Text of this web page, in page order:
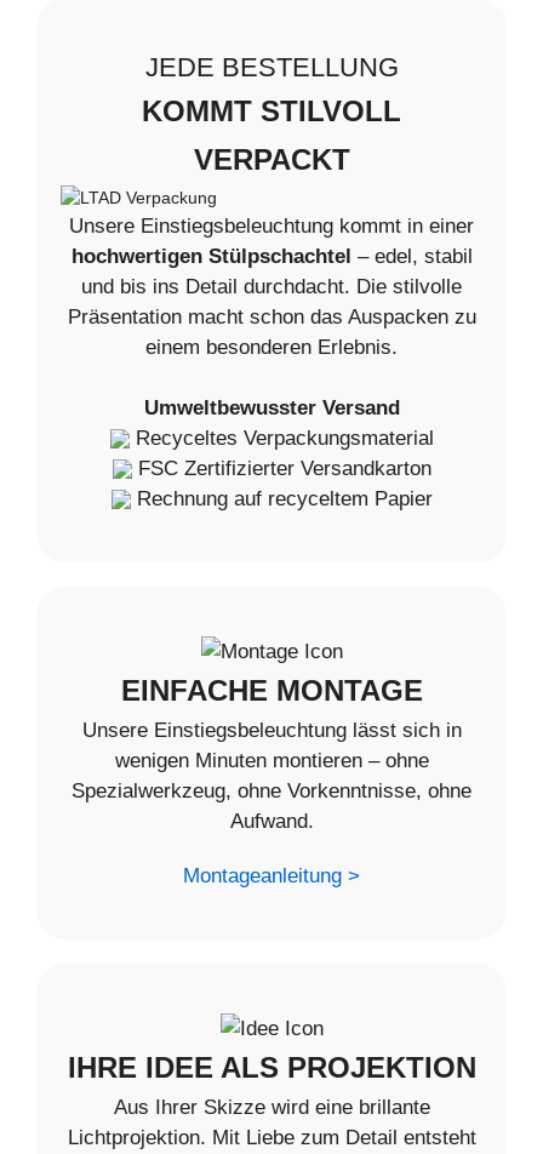
JEDE BESTELLUNG
KOMMT STILVOLL
VERPACKT
Unsere Einstiegsbeleuchtung kommt in einer
hochwertigen Stülpschachtel – edel, stabil
und bis ins Detail durchdacht. Die stilvolle
Präsentation macht schon das Auspacken zu
einem besonderen Erlebnis.
Umweltbewusster Versand
Recyceltes Verpackungsmaterial
FSC Zertifizierter Versandkarton
Rechnung auf recyceltem Papier
EINFACHE MONTAGE
Unsere Einstiegsbeleuchtung lässt sich in
wenigen Minuten montieren – ohne
Spezialwerkzeug, ohne Vorkenntnisse, ohne
Aufwand.
Montageanleitung >
IHRE IDEE ALS PROJEKTION
Aus Ihrer Skizze wird eine brillante
Lichtprojektion. Mit Liebe zum Detail entsteht